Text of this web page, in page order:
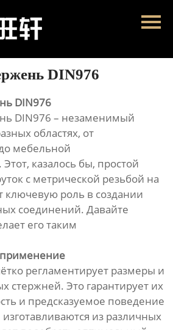
DIN976
DIN976
DIN976 – незаменимый
областях, от
мебельной
казалось бы, простой
с метрической резьбой на
ключевую роль в создании
соединений. Давайте
его таким
применение
регламентирует размеры и
стержней. Это гарантирует их
и предсказуемое поведение
из различных